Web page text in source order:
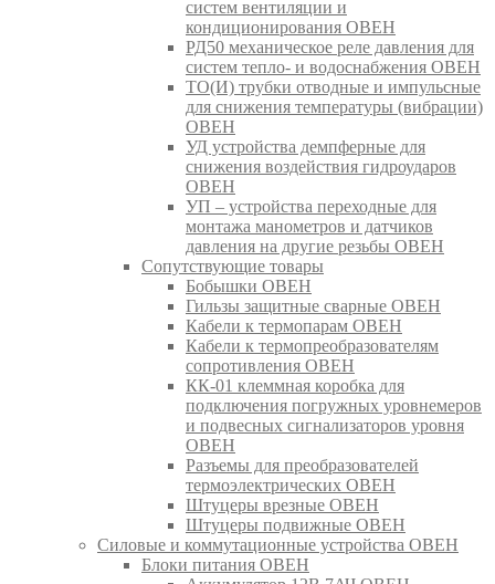
систем вентиляции и
кондиционирования ОВЕН
РД50 механическое реле давления для
систем тепло- и водоснабжения ОВЕН
ТО(И) трубки отводные и импульсные
для снижения температуры (вибрации)
ОВЕН
УД устройства демпферные для
снижения воздействия гидроударов
ОВЕН
УП – устройства переходные для
монтажа манометров и датчиков
давления на другие резьбы ОВЕН
Сопутствующие товары
Бобышки ОВЕН
Гильзы защитные сварные ОВЕН
Кабели к термопарам ОВЕН
Кабели к термопреобразователям
сопротивления ОВЕН
КК-01 клеммная коробка для
подключения погружных уровнемеров
и подвесных сигнализаторов уровня
ОВЕН
Разъемы для преобразователей
термоэлектрических ОВЕН
Штуцеры врезные ОВЕН
Штуцеры подвижные ОВЕН
Силовые и коммутационные устройства ОВЕН
Блоки питания ОВЕН